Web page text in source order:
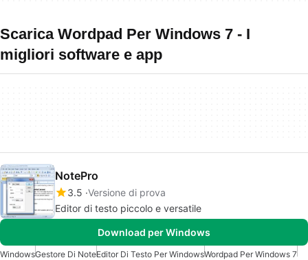
Scarica Wordpad Per Windows 7 - I
migliori software e app
NotePro
3.5 Versione di prova
Editor di testo piccolo e versatile
Download per Windows
WindowsGestore Di NoteEditor Di Testo Per WindowsWordpad Per Windows 7